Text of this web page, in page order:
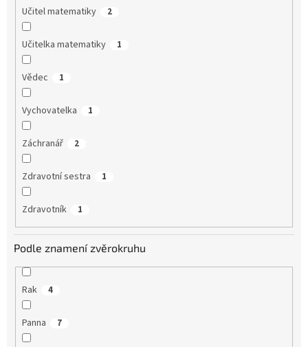
Učitel matematiky 2
Učitelka matematiky 1
Vědec 1
Vychovatelka 1
Záchranář 2
Zdravotní sestra 1
Zdravotník 1
Podle znamení zvěrokruhu
Rak 4
Panna 7